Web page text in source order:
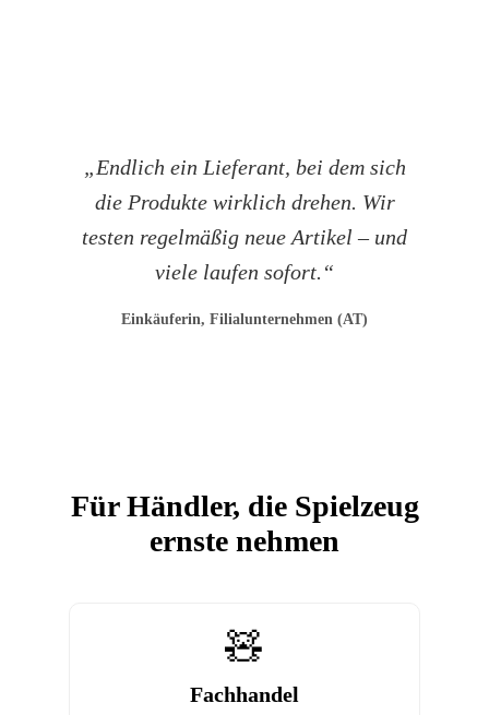
„Endlich ein Lieferant, bei dem sich
die Produkte wirklich drehen. Wir
testen regelmäßig neue Artikel – und
viele laufen sofort.“
Einkäuferin, Filialunternehmen (AT)
Für Händler, die Spielzeug
ernste nehmen
🧸
Fachhandel